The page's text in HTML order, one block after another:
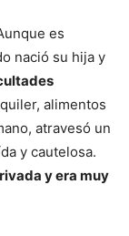
es
nació su hija y
alimentos
atravesó un
y cautelosa.
y era muy